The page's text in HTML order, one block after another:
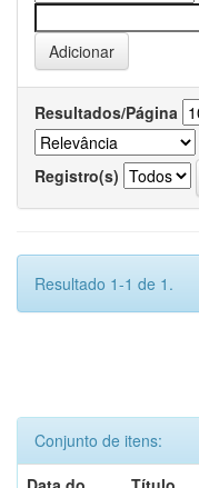
Resultados/Página
Registro(s)
Resultado 1-1 de 1.
Conjunto de itens: